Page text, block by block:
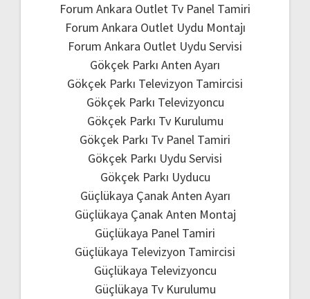
Forum Ankara Outlet Tv Panel Tamiri
Forum Ankara Outlet Uydu Montajı
Forum Ankara Outlet Uydu Servisi
Gökçek Parkı Anten Ayarı
Gökçek Parkı Televizyon Tamircisi
Gökçek Parkı Televizyoncu
Gökçek Parkı Tv Kurulumu
Gökçek Parkı Tv Panel Tamiri
Gökçek Parkı Uydu Servisi
Gökçek Parkı Uyducu
Güçlükaya Çanak Anten Ayarı
Güçlükaya Çanak Anten Montaj
Güçlükaya Panel Tamiri
Güçlükaya Televizyon Tamircisi
Güçlükaya Televizyoncu
Güçlükaya Tv Kurulumu